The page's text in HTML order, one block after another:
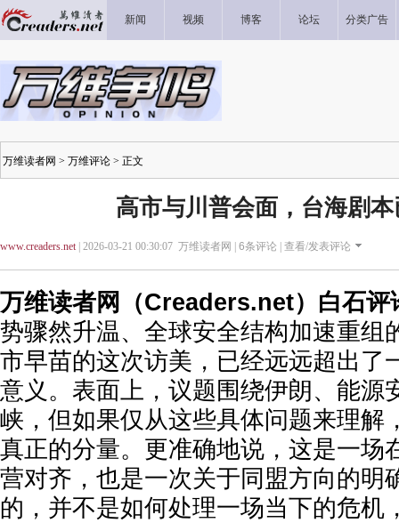
新闻 视频 博客 论坛 分类广告
万维读者网 > 万维评论 > 正文
高市与川普会面，台海剧
www.creaders.net| 2026-03-21 00:30:07 万维读者网 | 6条评论 | 查看/发表评论
万维读者网（Creaders.net）白石评
势骤然升温、全球安全结构加速重组
市早苗的这次访美，已经远远超出了
意义。表面上，议题围绕伊朗、能源
峡，但如果仅从这些具体问题来理解
真正的分量。更准确地说，这是一场
营对齐，也是一次关于同盟方向的明
的，并不是如何处理一场当下的危机